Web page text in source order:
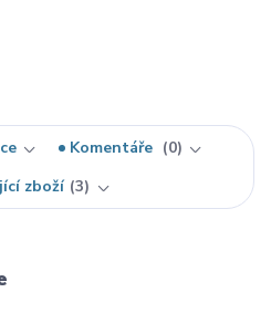
Komentáře
0
zboží 3